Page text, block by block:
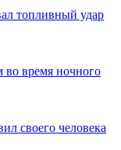
топливный удар
во время ночного
своего человека